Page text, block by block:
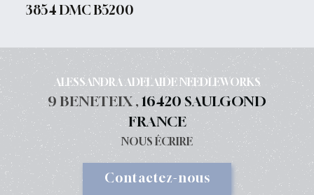
3854 DMC B5200
ALESSANDRA ADELAIDE NEEDLEWORKS
9 BENETEIX ,16420 SAULGOND
FRANCE
NOUS ÉCRIRE
Contactez-nous